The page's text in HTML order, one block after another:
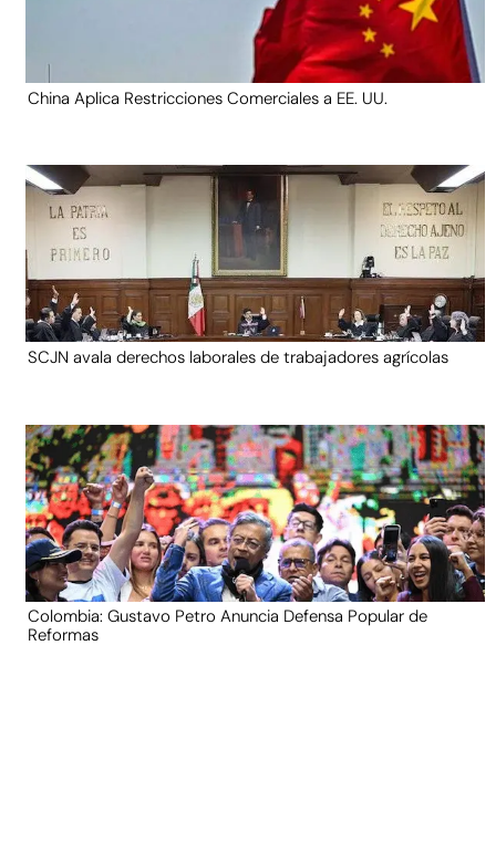
China Aplica Restricciones Comerciales a EE. UU.
SCJN avala derechos laborales de trabajadores agrícolas
Colombia: Gustavo Petro Anuncia Defensa Popular de
Reformas